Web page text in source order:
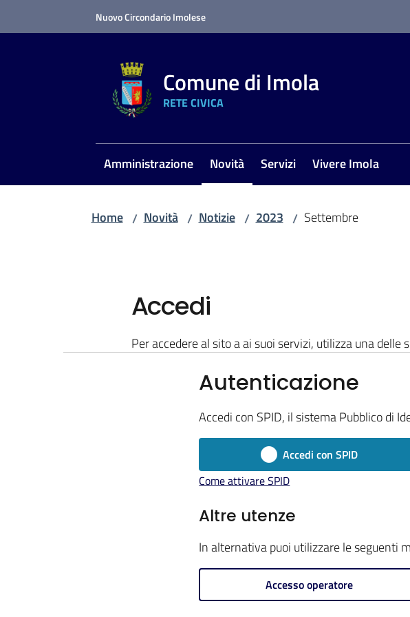
Nuovo Circondario Imolese
Comune di Imola
RETE CIVICA
Amministrazione Novità
Menu selezionato
Servizi Vivere Imola
Home / Novità / Notizie / 2023 / Settembre
Accedi
Per accedere al sito a ai suoi servizi, utilizza una delle
Autenticazione
Accedi con SPID, il sistema Pubblico di
Accedi con SPID
Come attivare SPID
Altre utenze
In alternativa puoi utilizzare le seguenti
Accesso operatore